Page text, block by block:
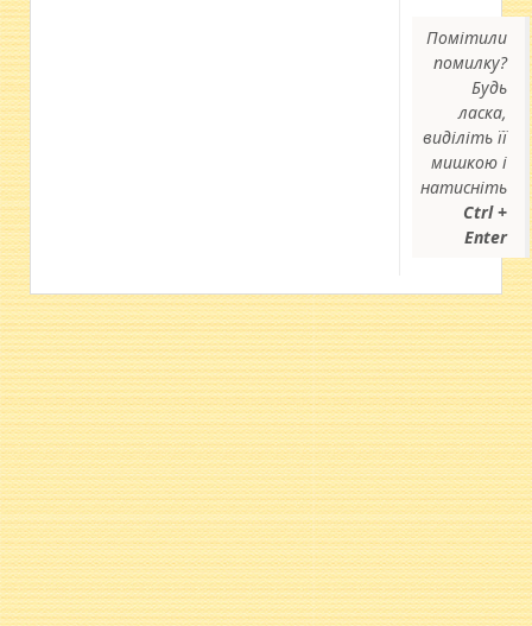
Помітили
помилку?
Будь
ласка,
виділіть її
мишкою і
натисніть
Ctrl +
Enter